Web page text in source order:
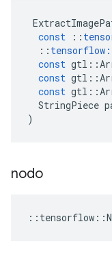
const
::
:: tensorflow
const gtl ::
const gtl ::
const gtl ::
StringPiece
)
nodo
:: tensorflow ::